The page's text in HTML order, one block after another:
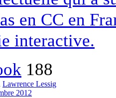
en CC en
interactive.
188
Lawrence Lessig
2012